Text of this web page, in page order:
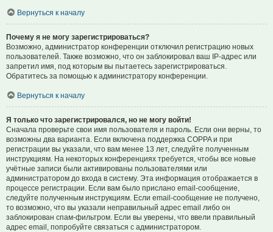
Вернуться к началу
Почему я не могу зарегистрироваться?
Возможно, администратор конференции отключил регистрацию новых
пользователей. Также возможно, что он заблокировал ваш IP-адрес или
запретил имя, под которым вы пытаетесь зарегистрироваться.
Обратитесь за помощью к администратору конференции.
Вернуться к началу
Я только что зарегистрировался, но не могу войти!
Сначала проверьте свои имя пользователя и пароль. Если они верны, то
возможны два варианта. Если включена поддержка COPPA и при
регистрации вы указали, что вам менее 13 лет, следуйте полученным
инструкциям. На некоторых конференциях требуется, чтобы все новые
учётные записи были активированы пользователями или
администратором до входа в систему. Эта информация отображается в
процессе регистрации. Если вам было прислано email-сообщение,
следуйте полученным инструкциям. Если email-сообщение не получено,
то возможно, что вы указали неправильный адрес email либо он
заблокирован спам-фильтром. Если вы уверены, что ввели правильный
адрес email, попробуйте связаться с администратором.